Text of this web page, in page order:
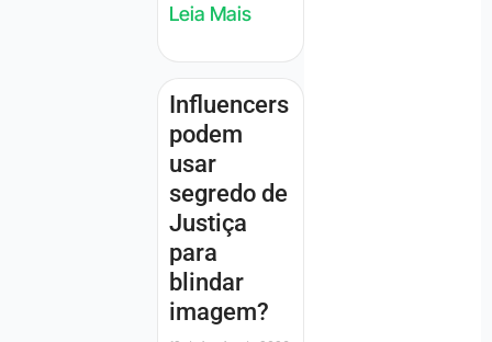
Leia Mais
Influencers
podem
usar
segredo de
Justiça
para
blindar
imagem?